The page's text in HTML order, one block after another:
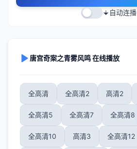
自动连播
唐宫奇案之青雾风鸣 在线播放
全高清 全高清2 高清2
全高清5 全高清7 全高清8
全高清10 高清3 全高清12